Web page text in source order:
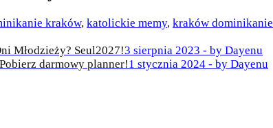
kraków, katolickie memy, kraków dominikanie
Młodzieży? Seul2027!3 sierpnia 2023 - by Dayenu
darmowy planner!1 stycznia 2024 - by Dayenu